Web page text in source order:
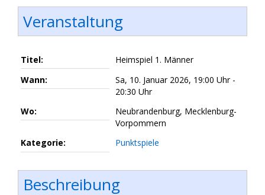
Veranstaltung
Titel:
Heimspiel 1. Männer
Wann:
Sa, 10. Januar 2026, 19:00 Uhr-
20:30 Uhr
Wo:
Neubrandenburg, Mecklenburg-
Vorpommern
Kategorie:
Punktspiele
Beschreibung